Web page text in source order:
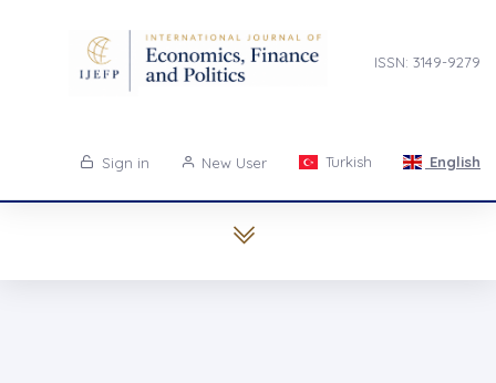
ISSN: 3149-9279
Sign in New User Turkish English